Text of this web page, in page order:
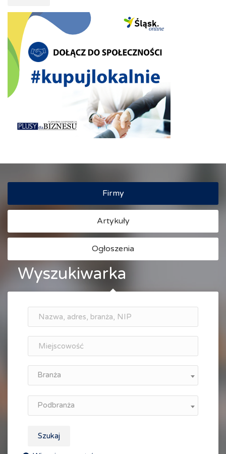
Firmy
Artykuły
Ogłoszenia
Wyszukiwarka
Branża
Podbranża
Szukaj